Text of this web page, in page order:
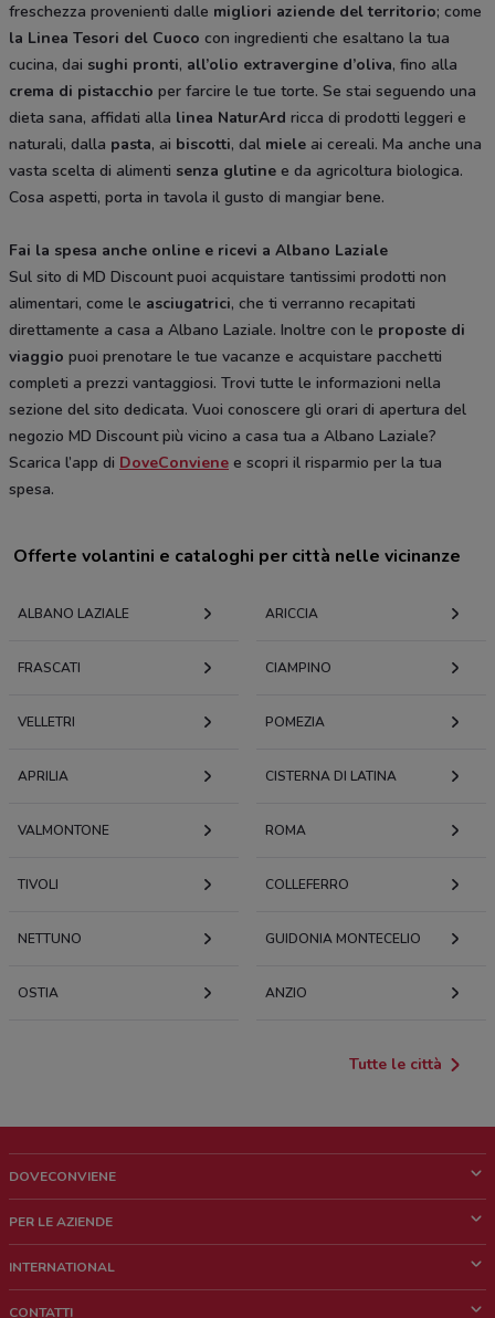
freschezza provenienti dalle migliori aziende del territorio; come
la Linea Tesori del Cuoco con ingredienti che esaltano la tua
cucina, dai sughi pronti, all’olio extravergine d’oliva, fino alla
crema di pistacchio per farcire le tue torte. Se stai seguendo una
dieta sana, affidati alla linea NaturArd ricca di prodotti leggeri e
naturali, dalla pasta, ai biscotti, dal miele ai cereali. Ma anche una
vasta scelta di alimenti senza glutine e da agricoltura biologica.
Cosa aspetti, porta in tavola il gusto di mangiar bene.
Fai la spesa anche online e ricevi a Albano Laziale
Sul sito di MD Discount puoi acquistare tantissimi prodotti non
alimentari, come le asciugatrici, che ti verranno recapitati
direttamente a casa a Albano Laziale. Inoltre con le proposte di
viaggio puoi prenotare le tue vacanze e acquistare pacchetti
completi a prezzi vantaggiosi. Trovi tutte le informazioni nella
sezione del sito dedicata. Vuoi conoscere gli orari di apertura del
negozio MD Discount più vicino a casa tua a Albano Laziale?
Scarica l’app di DoveConviene e scopri il risparmio per la tua
spesa.
Offerte volantini e cataloghi per città nelle vicinanze
ALBANO LAZIALE ARICCIA
FRASCATI CIAMPINO
VELLETRI POMEZIA
APRILIA CISTERNA DI LATINA
VALMONTONE ROMA
TIVOLI COLLEFERRO
NETTUNO GUIDONIA MONTECELIO
OSTIA ANZIO
Tutte le città
DOVECONVIENE
Chi siamo
PER LE AZIENDE
Richieste commerciali e marketing
INTERNATIONAL
CONTATTI